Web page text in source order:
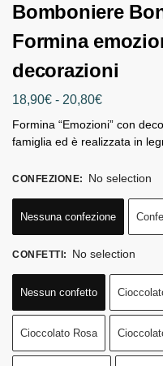
Bomboniere
Formina
decorazioni
18,90€ - 20,80€
Formina “Emozioni” con
famiglia ed è realizzata in
CONFEZIONE: No selection
Nessuna confezione
CONFETTI: No selection
Nessun confetto
Cioccolato Rosa